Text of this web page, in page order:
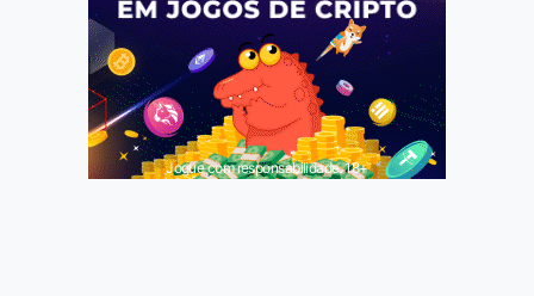
Jogue com responsabilidade. 18+